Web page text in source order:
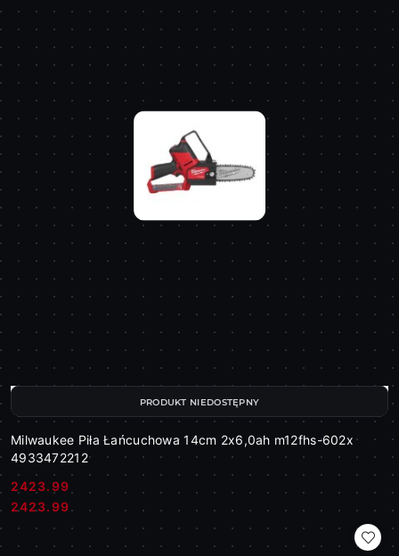
Milwaukee Piła Łańcuchowa 14cm 2x6,0ah m12fhs-602x
4933472212
Cena:
2423.99
Cena:
2423.99
PRODUKT NIEDOSTĘPNY